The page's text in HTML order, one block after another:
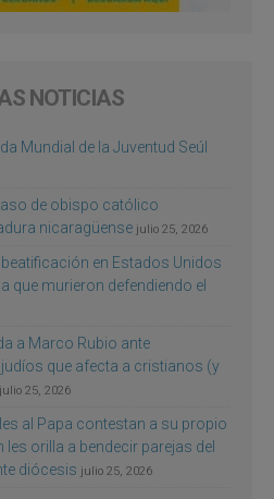
NOTICIAS
Mundial de la Juventud Seúl
de obispo católico
nicaragüense julio 25, 2026
en Estados Unidos
que murieron defendiendo el
a Marco Rubio ante
que afecta a cristianos (y
julio 25, 2026
al Papa contestan a su propio
orilla a bendecir parejas del
diócesis julio 25, 2026